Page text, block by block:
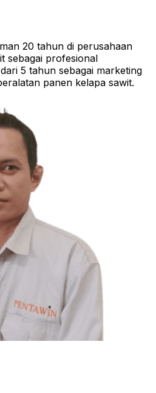
20 tahun di perusahaan
sebagai profesional
5 tahun sebagai marketing
panen kelapa sawit.